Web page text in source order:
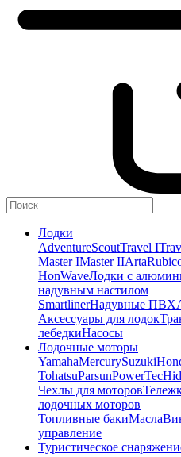
Лодки
AdventureScoutTravel I
Master IMaster IIArta
HonWaveЛодки с
надувным настилом
SmartlinerНадувные ПВХ
Аксессуары для лодок
лебедкиНасосы
Лодочные моторы
YamahaMercurySuzuki
TohatsuParsunPowerTec
Чехлы для моторов
лодочных моторов
Топливные бакиМасла
управление
Туристическое